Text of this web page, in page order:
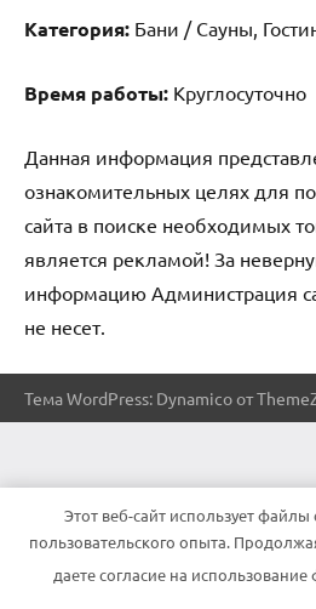
Категория: Бани / Сауны,
Время работы: Круглосуточно
Данная информация
ознакомительных целях для
сайта в поиске необходимых
является рекламой! За
информацию Администрация
не несет.
Тема WordPress: Dynamico от
Этот веб-сайт использует
пользовательского опыта.
даете согласие на